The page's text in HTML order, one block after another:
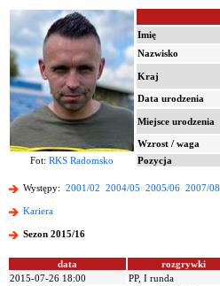
Imię
Nazwisko
Kraj
Data urodzenia
Miejsce urodzenia
Wzrost / waga
Fot: RKS Radomsko Pozycja
Występy: 2001/02 2004/05 2005/06 2007/08
Kariera
Sezon 2015/16
data rozgrywki
2015-07-26 18:00
PP, I runda